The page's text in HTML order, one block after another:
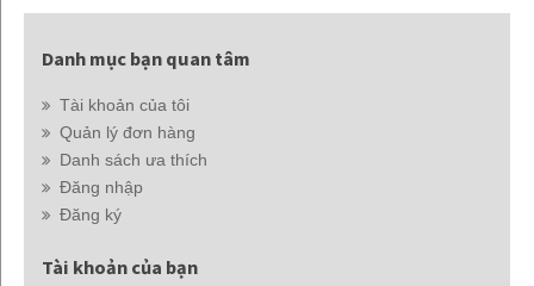
Danh mục bạn quan tâm
Tài khoản của tôi
Quản lý đơn hàng
Danh sách ưa thích
Đăng nhập
Đăng ký
Tài khoản của bạn